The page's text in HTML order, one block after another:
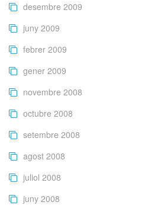
desembre 2009
juny 2009
febrer 2009
gener 2009
novembre 2008
octubre 2008
setembre 2008
agost 2008
juliol 2008
juny 2008